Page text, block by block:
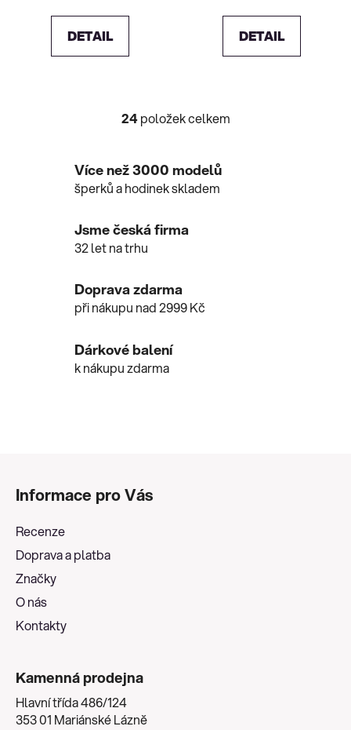
DETAIL DETAIL
O
á
d
c
v
k
24položek celkem
Více než 3000 modelů
šperků a hodinek skladem
Jsme česká firma
32 let na trhu
Doprava zdarma
při nákupu nad 2999 Kč
Dárkové balení
k nákupu zdarma
Informace pro Vás
Recenze
Doprava a platba
Značky
O nás
Kontakty
Kamenná prodejna
Hlavní třída 486/124
353 01 Mariánské Lázně